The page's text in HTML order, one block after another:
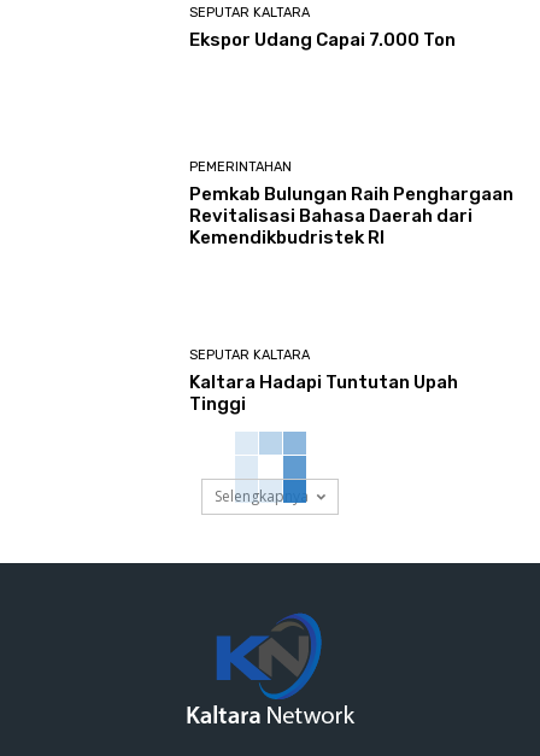
SEPUTAR KALTARA
Ekspor Udang Capai 7.000 Ton
PEMERINTAHAN
Pemkab Bulungan Raih Penghargaan
Revitalisasi Bahasa Daerah dari
Kemendikbudristek RI
SEPUTAR KALTARA
Kaltara Hadapi Tuntutan Upah
Tinggi
Selengkapnya